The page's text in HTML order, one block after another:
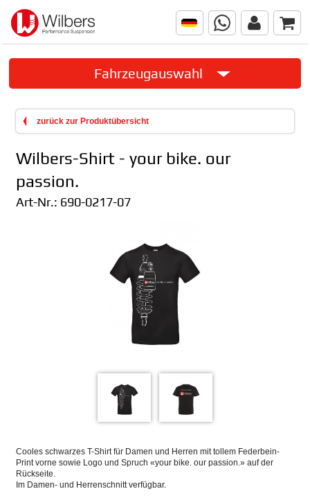
Fahrzeugauswahl
zurück zur Produktübersicht
Wilbers-Shirt - your bike. our
passion.
Art-Nr.: 690-0217-07
Cooles schwarzes T-Shirt für Damen und Herren mit tollem Federbein-
Print vorne sowie Logo und Spruch «your bike. our passion.» auf der
Rückseite.
Im Damen- und Herrenschnitt verfügbar.